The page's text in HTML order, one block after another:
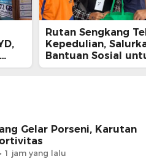
Rutan Sengkang
Kepedulian,
Bantuan Sosial
Keluarga Warga
Gelar Porseni, Karutan
1 jam yang lalu